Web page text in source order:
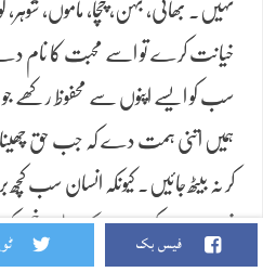
فیس بک
نہیں۔ بھائی، بہن، چچا، ماموں، شوہر،
خیانت کرے تو اسے محبت کا نام دے
سب کو ایسے اپنوں سے محفوظ رکھے جو
ہمیں اتنی ہمت دے کہ جب حق چھینا
کر نہ بیٹھ جائیں۔ کیونکہ انسان سب
فریب روح کو عمر بھر کے لیے زخمی کر